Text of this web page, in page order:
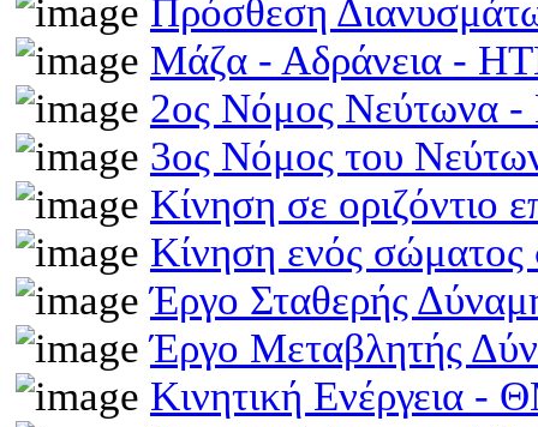
Πρόσθεση
Μάζα - Αδράνεια -
2ος Νόμος Νεύτωνα
3ος Νόμος του
Κίνηση σε οριζόντιο
Κίνηση ενός
Έργο Σταθερής
Έργο Μεταβλητής
Κινητική Ενέργεια